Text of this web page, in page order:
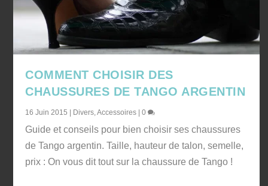
COMMENT CHOISIR DES
CHAUSSURES DE TANGO ARGENTIN
16 Juin 2015 Divers,Accessoires |0
Guide et conseils pour bien choisir ses chaussures
de Tango argentin. Taille, hauteur de talon, semelle,
prix : On vous dit tout sur la chaussure de Tango !